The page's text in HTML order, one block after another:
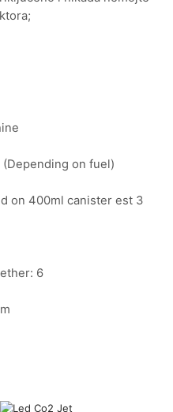
on fuel)
on 400ml canister est 3
6